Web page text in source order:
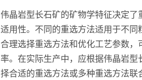
伟晶岩型长石矿的矿物学特征决定
适用性。不同的重选方法适用于不
合理选择重选方法和优化工艺参数
率。在实际生产中，应根据伟晶岩
择合适的重选方法或多种重选方法联